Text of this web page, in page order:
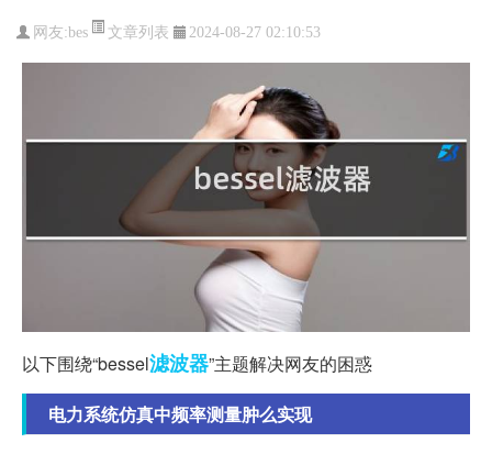
网友:bes 文章列表 2024-08-27 02:10:53
以下围绕“bessel滤波器”主题解决网友的困惑
电力系统仿真中频率测量肿么实现